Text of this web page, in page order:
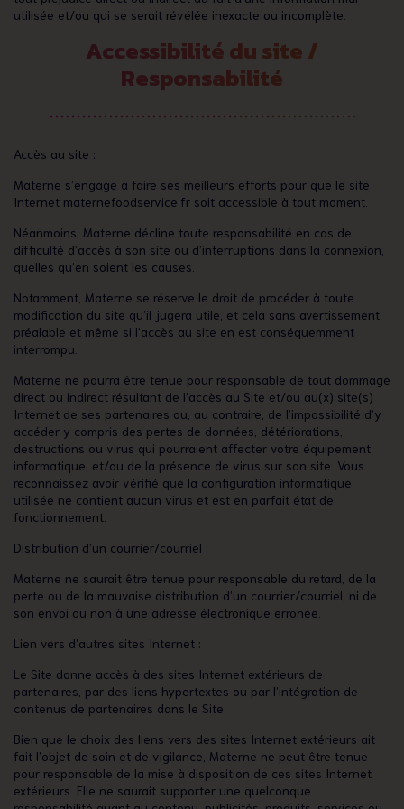
utilisée et/ou qui se serait révélée inexacte ou incomplète.
Accessibilité du site /
Responsabilité
Accès au site :
Materne s’engage à faire ses meilleurs efforts pour que le site
Internet maternefoodservice.fr soit accessible à tout moment.
Néanmoins, Materne décline toute responsabilité en cas de
difficulté d’accès à son site ou d’interruptions dans la connexion,
quelles qu’en soient les causes.
Notamment, Materne se réserve le droit de procéder à toute
modification du site qu’il jugera utile, et cela sans avertissement
préalable et même si l’accès au site en est conséquemment
interrompu.
Materne ne pourra être tenue pour responsable de tout dommage
direct ou indirect résultant de l’accès au Site et/ou au(x) site(s)
Internet de ses partenaires ou, au contraire, de l’impossibilité d’y
accéder y compris des pertes de données, détériorations,
destructions ou virus qui pourraient affecter votre équipement
informatique, et/ou de la présence de virus sur son site. Vous
reconnaissez avoir vérifié que la configuration informatique
utilisée ne contient aucun virus et est en parfait état de
fonctionnement.
Distribution d’un courrier/courriel :
Materne ne saurait être tenue pour responsable du retard, de la
perte ou de la mauvaise distribution d’un courrier/courriel, ni de
son envoi ou non à une adresse électronique erronée.
Lien vers d’autres sites Internet :
Le Site donne accès à des sites Internet extérieurs de
partenaires, par des liens hypertextes ou par l’intégration de
contenus de partenaires dans le Site.
Bien que le choix des liens vers des sites Internet extérieurs ait
fait l’objet de soin et de vigilance, Materne ne peut être tenue
pour responsable de la mise à disposition de ces sites Internet
extérieurs. Elle ne saurait supporter une quelconque